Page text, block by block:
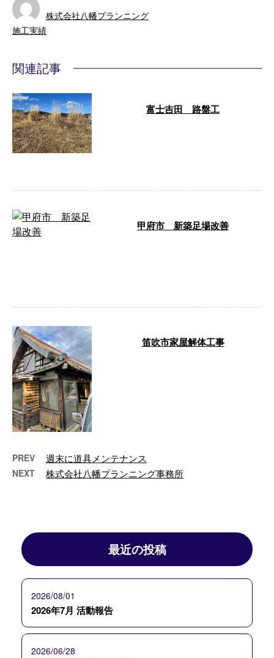
株式会社八幡プランニング
施工実績
関連記事
富士吉田 路盤工
甲府市 新築足場改善
笛吹市家屋解体工事
PREV 週末に道具メンテナンス
NEXT 株式会社八幡プランニング事務所
最近の投稿
2026/08/01
2026年7月 活動報告
2026/06/28